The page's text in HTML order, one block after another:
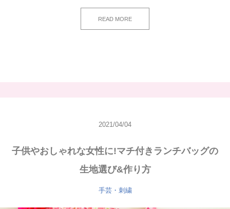
READ MORE
2021/04/04
子供やおしゃれな女性に!マチ付きランチバッグの
生地選び&作り方
手芸・刺繍